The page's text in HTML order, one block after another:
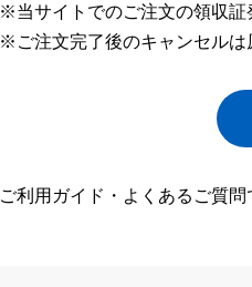
※当サイトでのご注文の領収証
※ご注文完了後のキャンセルは
ご利用ガイド・よくあるご質